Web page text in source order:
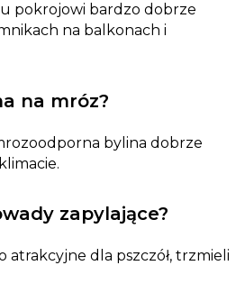
pokrojowi bardzo dobrze
na balkonach i
na mróz?
bylina dobrze
zapylające?
atrakcyjne dla pszczół, trzmieli